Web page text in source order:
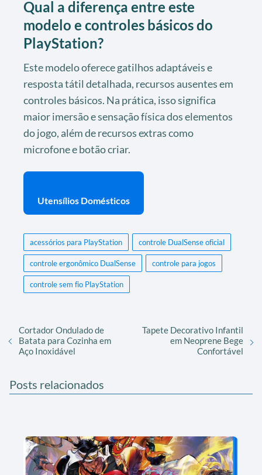
Qual a diferença entre este
modelo e controles básicos do
PlayStation?
Este modelo oferece gatilhos adaptáveis e
resposta tátil detalhada, recursos ausentes em
controles básicos. Na prática, isso significa
maior imersão e sensação física dos elementos
do jogo, além de recursos extras como
microfone e botão criar.
Utensílios Domésticos
acessórios para PlayStation controle DualSense oficial
controle ergonômico DualSense controle para jogos
controle sem fio PlayStation
Cortador Ondulado de
Batata para Cozinha em
Aço Inoxidável
Tapete Decorativo Infantil
em Neoprene Bege
Confortável
Posts relacionados